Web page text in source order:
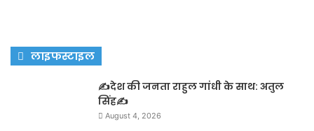
लाइफस्टाइल
✍️देश की जनता राहुल गांधी के साथ: अतुल
सिंह✍️
August 4, 2026